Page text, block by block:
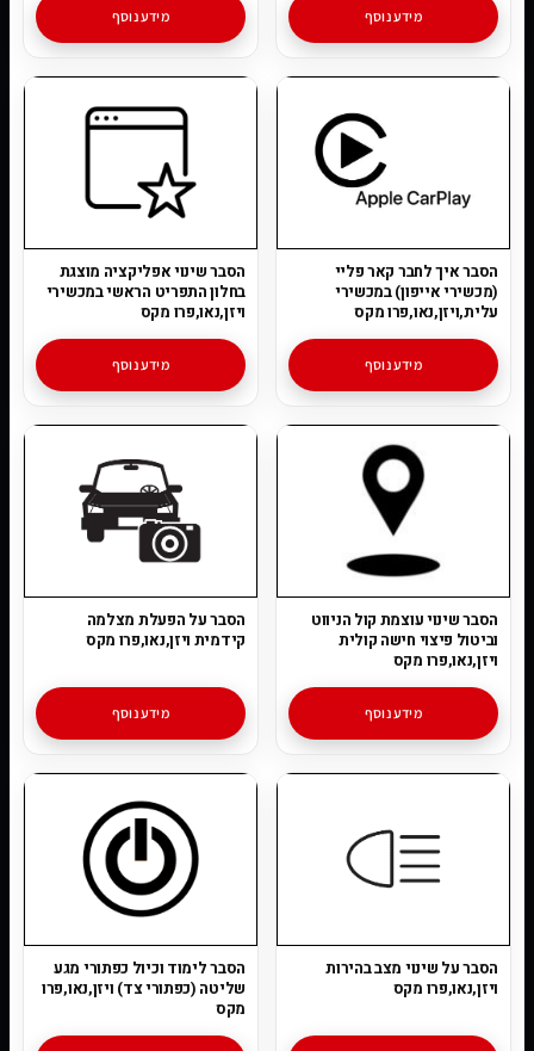
מידע נוסף מידע נוסף
הסבר איך לחבר קאר פליי
(מכשירי אייפון) במכשירי
עלית,ויזן,נאו,פרו מקס
מידע נוסף
הסבר שינוי אפליקציה מוצגת
בחלון התפריט הראשי במכשירי
ויזן,נאו,פרו מקס
מידע נוסף
הסבר שינוי עוצמת קול הניווט
וביטול פיצוי חישה קולית
ויזן,נאו,פרו מקס
מידע נוסף
הסבר על הפעלת מצלמה
קידמית ויזן,נאו,פרו מקס
מידע נוסף
הסבר על שינוי מצב בהירות
ויזן,נאו,פרו מקס
הסבר לימוד וכיול כפתורי מגע
שליטה (כפתורי צד) ויזן,נאו,פרו
מקס